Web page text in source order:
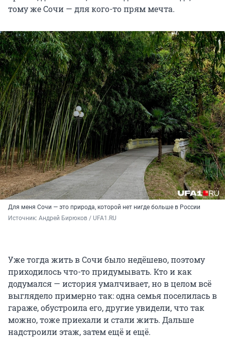
тому же Сочи — для кого-то прям мечта.
Для меня Сочи — это природа, которой нет нигде больше в России
Источник: Андрей Бирюков / UFA1.RU
Уже тогда жить в Сочи было недёшево, поэтому
приходилось что-то придумывать. Кто и как
додумался — история умалчивает, но в целом всё
выглядело примерно так: одна семья поселилась в
гараже, обустроила его, другие увидели, что так
можно, тоже приехали и стали жить. Дальше
надстроили этаж, затем ещё и ещё.